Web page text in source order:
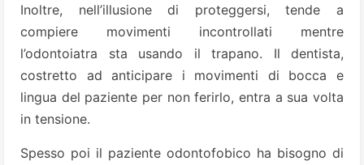
Inoltre, nell’illusione di proteggersi, tende a
compiere movimenti incontrollati mentre
l’odontoiatra sta usando il trapano. Il dentista,
costretto ad anticipare i movimenti di bocca e
lingua del paziente per non ferirlo, entra a sua volta
in tensione.
Spesso poi il paziente odontofobico ha bisogno di